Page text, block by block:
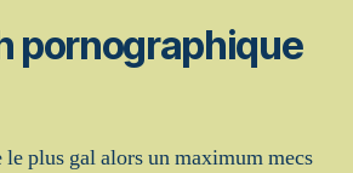
pornographique
le plus gal alors un maximum mecs